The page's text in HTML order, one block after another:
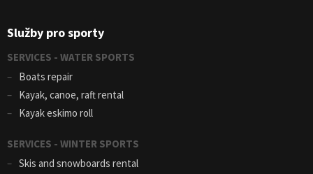
Služby pro sporty
SERVICES - WATER SPORTS
Boats repair
Kayak, canoe, raft rental
Kayak eskimo roll
SERVICES - WINTER SPORTS
Skis and snowboards rental